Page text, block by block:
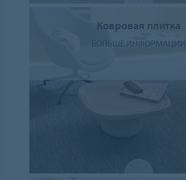
Ковровая плитка
БОЛЬШЕ ИНФОРМАЦИИ